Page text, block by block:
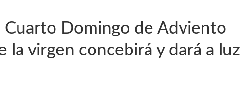
Cuarto Domingo de Adviento
la virgen concebirá y dará a luz